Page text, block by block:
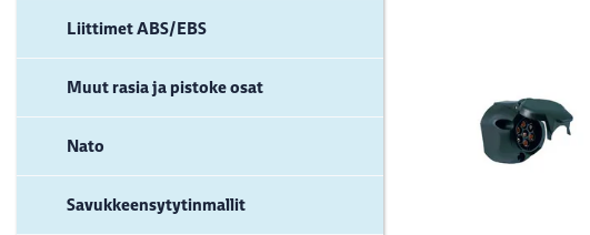
Liittimet ABS/EBS
Muut rasia ja pistoke osat
Nato
Savukkeensytytinmallit